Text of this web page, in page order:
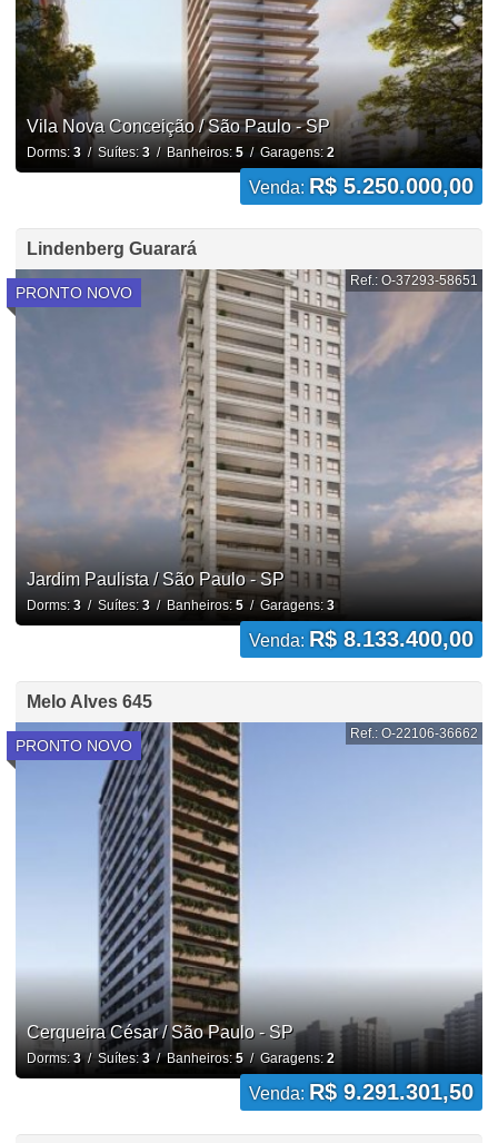
Vila Nova Conceição / São Paulo - SP
Dorms: 3/ Suítes: 3/ Banheiros: 5/ Garagens: 2
Venda: R$ 5.250.000,00
Lindenberg Guarará
PRONTO NOVO
Ref.: O-37293-58651
Jardim Paulista / São Paulo - SP
Dorms: 3/ Suítes: 3/ Banheiros: 5/ Garagens: 3
Venda: R$ 8.133.400,00
Melo Alves 645
PRONTO NOVO
Ref.: O-22106-36662
Cerqueira César / São Paulo - SP
Dorms: 3/ Suítes: 3/ Banheiros: 5/ Garagens: 2
Venda: R$ 9.291.301,50